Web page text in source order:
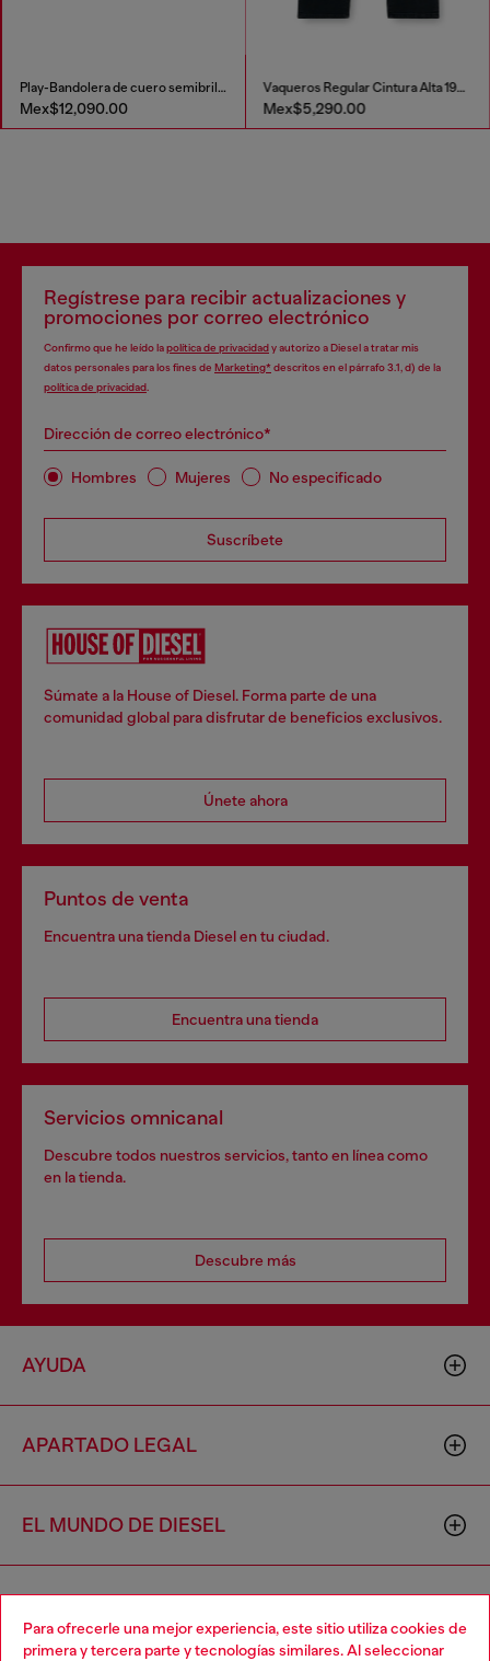
Para ofrecerle una mejor experiencia, este sitio utiliza cookies de
primera y tercera parte y tecnologías similares. Al seleccionar
Play-Bandolera de cuero semibrillante
Mex$12,090.00
Vaqueros Regular Cintura Alta 1981 D-Went
Mex$5,290.00
Regístrese para recibir actualizaciones y
promociones por correo electrónico
Confirmo que he leído lapolítica de privacidady autorizo a Diesel a tratar mis
datos personales para los fines de Marketing*descritos en el párrafo 3.1, d) de la
política de privacidad.
Dirección de correo electrónico*
Hombres Mujeres No especificado
Suscríbete
Súmate a la House of Diesel. Forma parte de una
comunidad global para disfrutar de beneficios exclusivos.
Únete ahora
Puntos de venta
Encuentra una tienda Diesel en tu ciudad.
Encuentra una tienda
Servicios omnicanal
Descubre todos nuestros servicios, tanto en línea como
en la tienda.
Descubre más
AYUDA
APARTADO LEGAL
EL MUNDO DE DIESEL